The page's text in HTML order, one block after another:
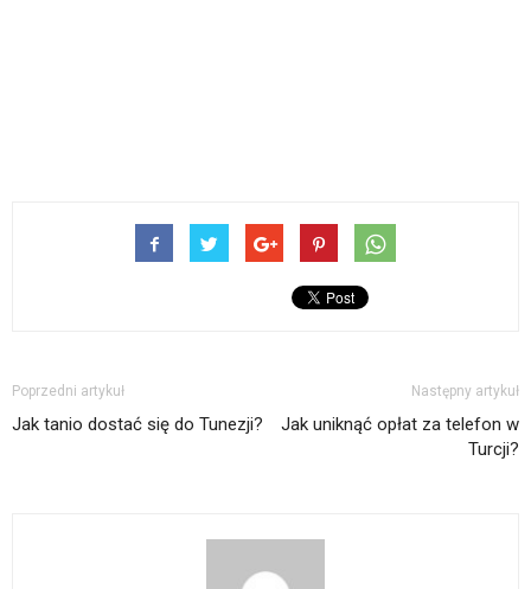
Poprzedni artykuł
Jak tanio dostać się do Tunezji?
Następny artykuł
Jak uniknąć opłat za telefon w
Turcji?